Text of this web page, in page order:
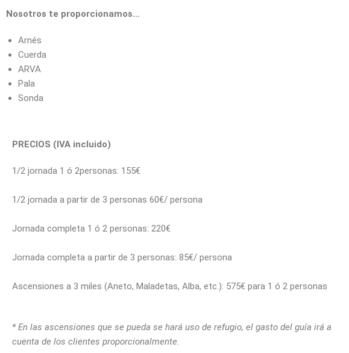
Nosotros te proporcionamos…
Arnés
Cuerda
ARVA
Pala
Sonda
PRECIOS (IVA incluido)
1/2 jornada 1 ó 2personas: 155€
1/2 jornada a partir de 3 personas 60€/ persona
Jornada completa 1 ó 2 personas: 220€
Jornada completa a partir de 3 personas: 85€/ persona
Ascensiones a 3 miles (Aneto, Maladetas, Alba, etc.): 575€ para 1 ó 2 personas
* En las ascensiones que se pueda se hará uso de refugio, el gasto del guía irá a
cuenta de los clientes proporcionalmente.